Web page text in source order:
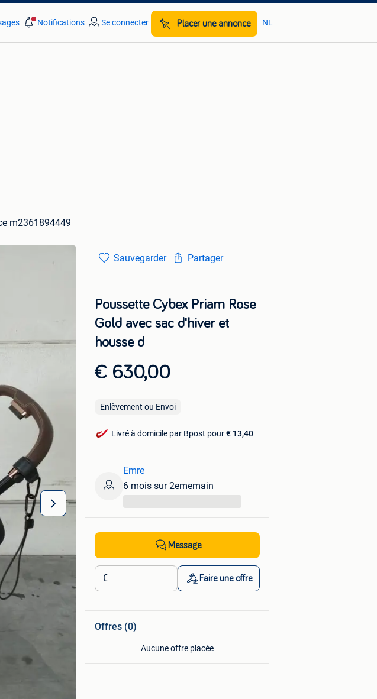
Notifications Se connecter Placer une annonce NL
m2361894449
Sauvegarder Partager
Poussette Cybex Priam Rose
Gold avec sac d'hiver et
housse d
€ 630,00
Enlèvement ou Envoi
Livré à domicile par Bpost pour€ 13,40
Emre
6 mois sur 2ememain
Message
€ Faire une offre
Offres (0)
Aucune offre placée